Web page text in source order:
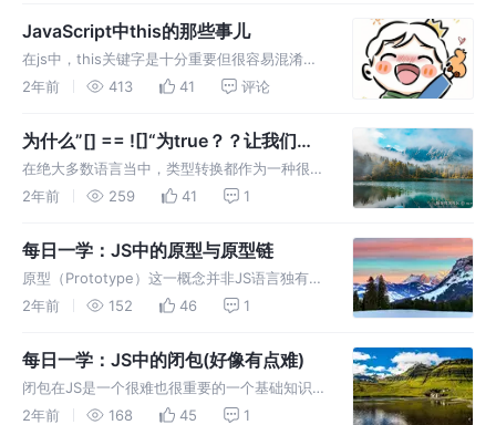
浏览器在后台与服务器交换数据并局部更新页
JavaScript中this的那些事儿
在js中，this关键字是十分重要但很容易混淆的
概念。它的值取决于函数的调用上下文，具体来
同的对象。
2年前 413 41 评论
为什么”[] == ![]“为true？？让我们领
略JS类型转换的风采
在绝大多数语言当中，类型转换都作为一种很重
要的机制存在，而在JS这种动态类型的语言中
2年前 259 41 1
每日一学：JS中的原型与原型链
原型（Prototype）这一概念并非JS语言独有，
但JS对其的应用和实现方式确实具有独特性，
释一句话，即JS所有类型皆对象。废话不多
2年前 152 46 1
每日一学：JS中的闭包(好像有点难)
闭包在JS是一个很难也很重要的一个基础知识
点，它的作用其实就是可以允许函数访问并操作
2年前 168 45 1